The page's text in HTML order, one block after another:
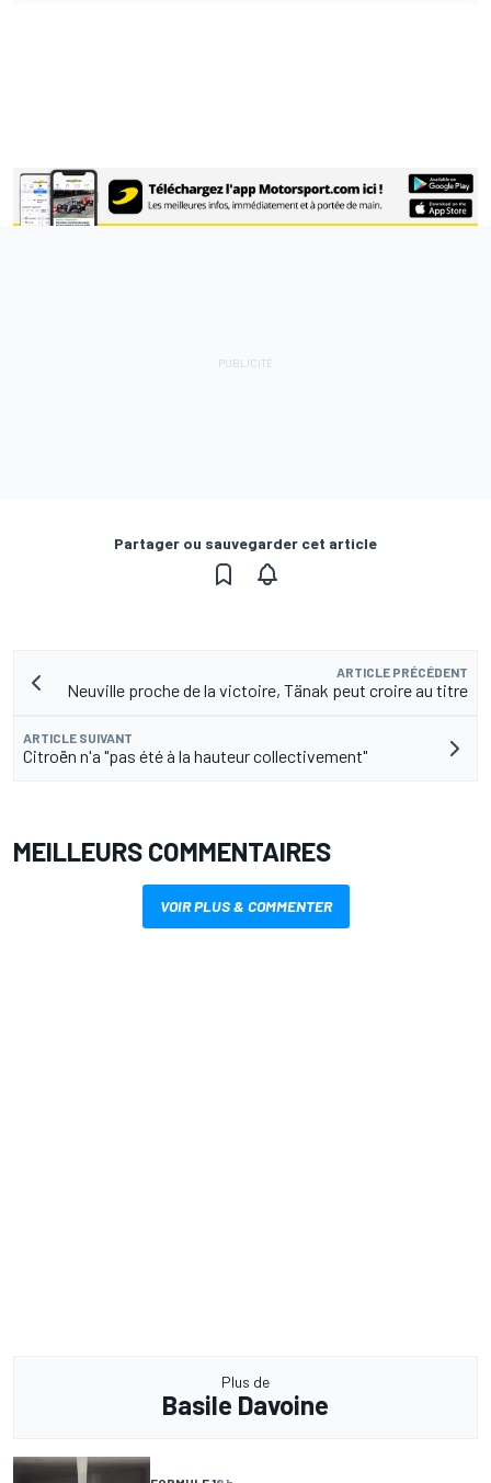
Partager ou sauvegarder cet article
ARTICLE PRÉCÉDENT
Neuville proche de la victoire, Tänak peut croire au titre
ARTICLE SUIVANT
Citroën n'a "pas été à la hauteur collectivement"
MEILLEURS COMMENTAIRES
VOIR PLUS & COMMENTER
Plus de
Basile Davoine